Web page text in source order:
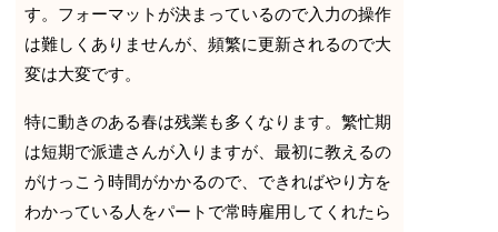
す。フォーマットが決まっているので入力の操作
は難しくありませんが、頻繁に更新されるので大
変は大変です。
特に動きのある春は残業も多くなります。繁忙期
は短期で派遣さんが入りますが、最初に教えるの
がけっこう時間がかかるので、できればやり方を
わかっている人をパートで常時雇用してくれたら